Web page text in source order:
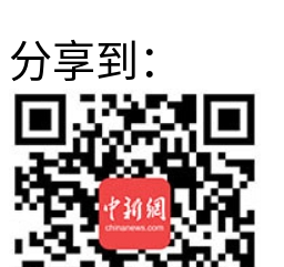
分享到：